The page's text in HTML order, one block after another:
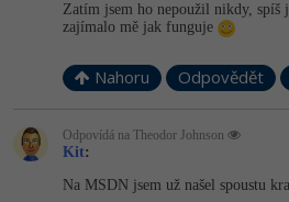
Zatím jsem ho nepoužil nikdy, spíš
zajímalo mě jak funguje
Nahoru Odpovědět
Odpovídá na Theodor Johnson
Kit:
Na MSDN jsem už našel spoustu